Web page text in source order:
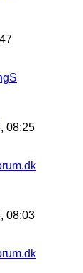
08:25
08:03